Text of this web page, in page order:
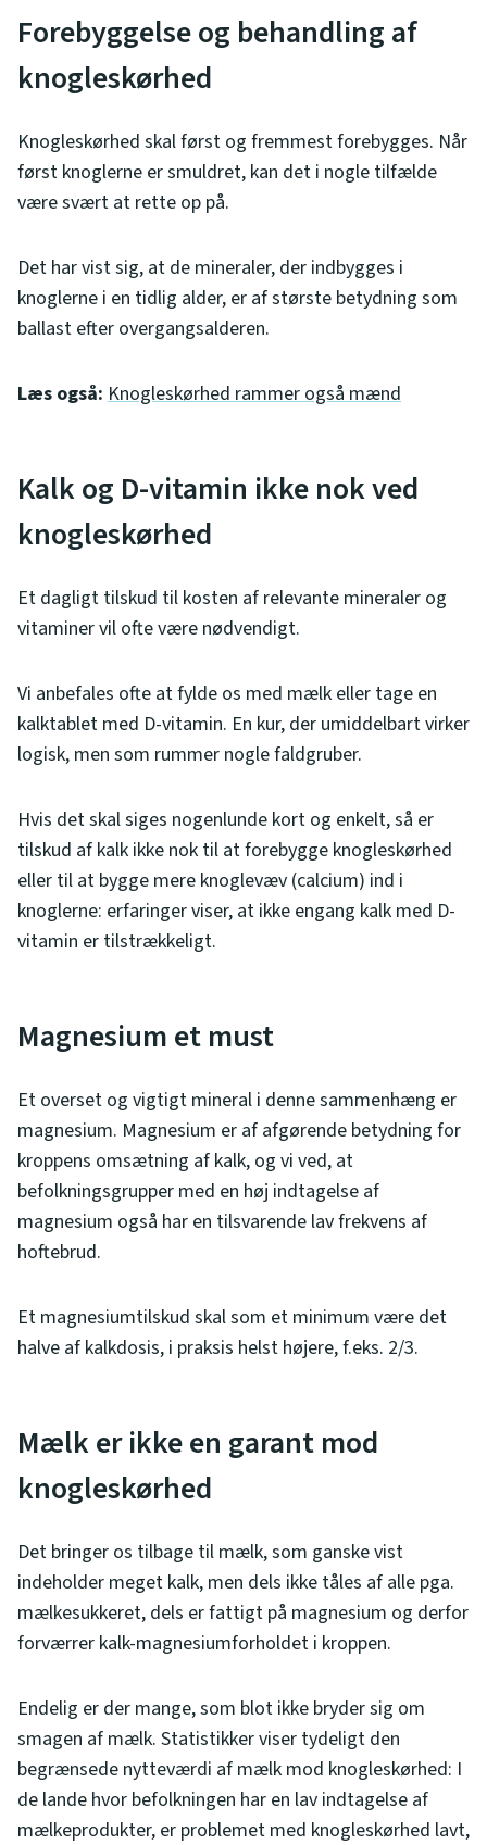
Forebyggelse og behandling af
knogleskørhed
Knogleskørhed skal først og fremmest forebygges. Når
først knoglerne er smuldret, kan det i nogle tilfælde
være svært at rette op på.
Det har vist sig, at de mineraler, der indbygges i
knoglerne i en tidlig alder, er af største betydning som
ballast efter overgangsalderen.
Læs også: Knogleskørhed rammer også mænd
Kalk og D-vitamin ikke nok ved
knogleskørhed
Et dagligt tilskud til kosten af relevante mineraler og
vitaminer vil ofte være nødvendigt.
Vi anbefales ofte at fylde os med mælk eller tage en
kalktablet med D-vitamin. En kur, der umiddelbart virker
logisk, men som rummer nogle faldgruber.
Hvis det skal siges nogenlunde kort og enkelt, så er
tilskud af kalk ikke nok til at forebygge knogleskørhed
eller til at bygge mere knoglevæv (calcium) ind i
knoglerne: erfaringer viser, at ikke engang kalk med D-
vitamin er tilstrækkeligt.
Magnesium et must
Et overset og vigtigt mineral i denne sammenhæng er
magnesium. Magnesium er af afgørende betydning for
kroppens omsætning af kalk, og vi ved, at
befolkningsgrupper med en høj indtagelse af
magnesium også har en tilsvarende lav frekvens af
hoftebrud.
Et magnesiumtilskud skal som et minimum være det
halve af kalkdosis, i praksis helst højere, f.eks. 2/3.
Mælk er ikke en garant mod
knogleskørhed
Det bringer os tilbage til mælk, som ganske vist
indeholder meget kalk, men dels ikke tåles af alle pga.
mælkesukkeret, dels er fattigt på magnesium og derfor
forværrer kalk-magnesiumforholdet i kroppen.
Endelig er der mange, som blot ikke bryder sig om
smagen af mælk. Statistikker viser tydeligt den
begrænsede nytteværdi af mælk mod knogleskørhed: I
de lande hvor befolkningen har en lav indtagelse af
mælkeprodukter, er problemet med knogleskørhed lavt,